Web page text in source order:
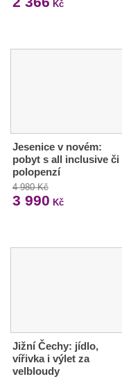
Kč
Jesenice v novém:
pobyt s all inclusive či
polopenzí
4 980 Kč
3 990 Kč
Jižní Čechy: jídlo,
vířivka i výlet za
velbloudy